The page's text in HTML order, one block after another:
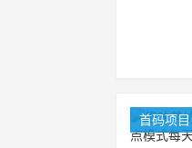
首码项目